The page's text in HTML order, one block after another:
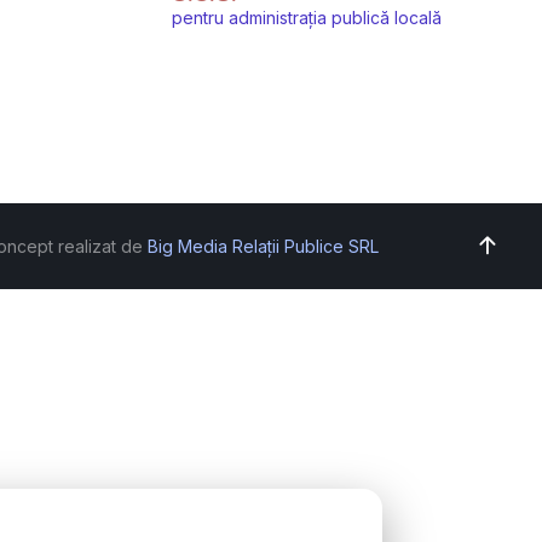
pentru administrația publică locală
realizat de Big Media Relații Publice SRL